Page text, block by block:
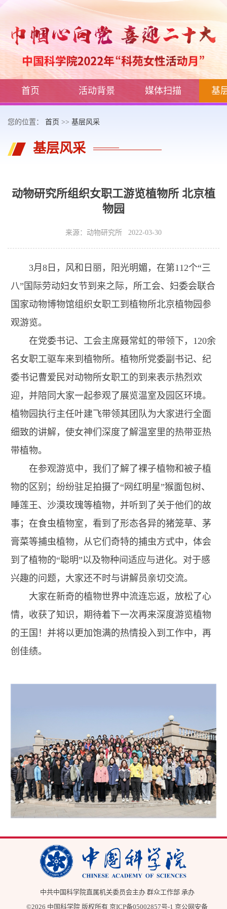
首页 活动背景 媒体扫描 基
您的位置： 首页 >> 基层风采
基层风采
动物研究所组织女职工游览植物所 北京植
物园
来源：动物研究所 2022-03-30
3月8日，风和日丽，阳光明媚，在第112个“三
八”国际劳动妇女节到来之际，所工会、妇委会联合
国家动物博物馆组织女职工到植物所北京植物园参
观游览。
在党委书记、工会主席聂常虹的带领下，120余
名女职工驱车来到植物所。植物所党委副书记、纪
委书记曹爱民对动物所女职工的到来表示热烈欢
迎，并陪同大家一起参观了展览温室及园区环境。
植物园执行主任叶建飞带领其团队为大家进行全面
细致的讲解，使女神们深度了解温室里的热带亚热
带植物。
在参观游览中，我们了解了裸子植物和被子植
物的区别；纷纷驻足拍摄了“网红明星”猴面包树、
睡莲王、沙漠玫瑰等植物，并听到了关于他们的故
事；在食虫植物室，看到了形态各异的猪笼草、茅
膏菜等捕虫植物，从它们奇特的捕虫方式中，体会
到了植物的“聪明”以及物种间适应与进化。对于感
兴趣的问题，大家还不时与讲解员亲切交流。
大家在新奇的植物世界中流连忘返，放松了心
情，收获了知识，期待着下一次再来深度游览植物
的王国！并将以更加饱满的热情投入到工作中，再
创佳绩。
中共中国科学院直属机关委员会主办 群众工作部 承办
©2026 中国科学院 版权所有 京ICP备05002857号-1 京公网安备